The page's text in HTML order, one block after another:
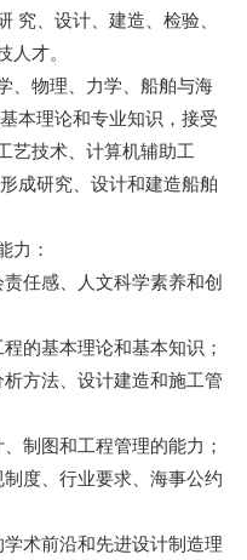
究、设计、建造、检验、
才。
、物理、力学、船舶与海
本理论和专业知识，接受
艺技术、计算机辅助工
成研究、设计和建造船舶
力：
任感、人文科学素养和创
的基本理论和基本知识；
方法、设计建造和施工管
制图和工程管理的能力；
度、行业要求、海事公约
术前沿和先进设计制造理